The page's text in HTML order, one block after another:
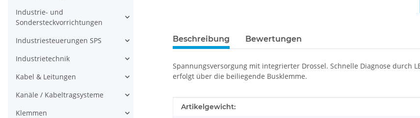
Beschreibung Bewertungen
Spannungsversorgung mit integrierter Drossel. Schnelle Diagnose durch
erfolgt über die beiliegende Busklemme.
Produkteigenschaft
Wert
Artikelgewicht:
Industrie- und
Sondersteckvorrichtungen
Industriesteuerungen SPS
Industrietechnik
Kabel & Leitungen
Kanäle / Kabeltragsysteme
Klemmen